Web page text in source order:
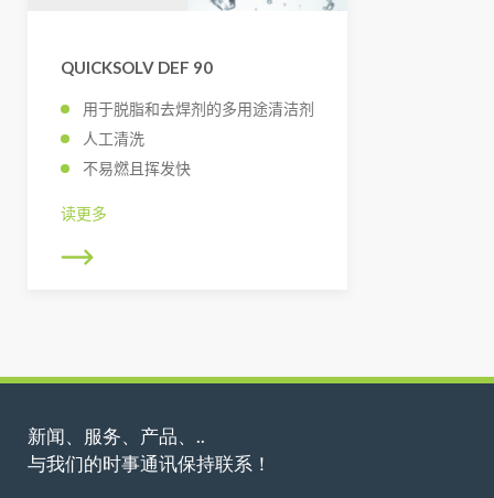
QUICKSOLV DEF 90
用于脱脂和去焊剂的多用途清洁剂
人工清洗
不易燃且挥发快
读更多
新闻、服务、产品、..
与我们的时事通讯保持联系！